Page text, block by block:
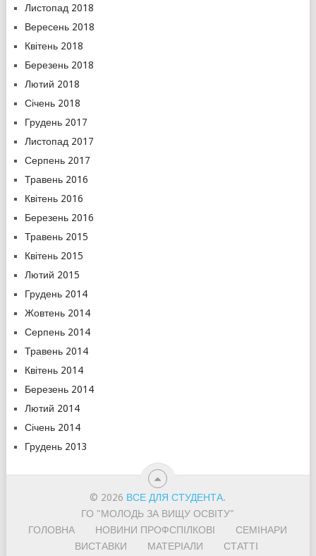
Листопад 2018
Вересень 2018
Квітень 2018
Березень 2018
Лютий 2018
Січень 2018
Грудень 2017
Листопад 2017
Серпень 2017
Травень 2016
Квітень 2016
Березень 2016
Травень 2015
Квітень 2015
Лютий 2015
Грудень 2014
Жовтень 2014
Серпень 2014
Травень 2014
Квітень 2014
Березень 2014
Лютий 2014
Січень 2014
Грудень 2013
© 2026 ВСЕ ДЛЯ СТУДЕНТА.
ГО "МОЛОДЬ ЗА ВИЩУ ОСВІТУ"
ГОЛОВНА
НОВИНИ ПРОФСПІЛКОВІ
СЕМІНАРИ
ВИСТАВКИ
МАТЕРІАЛИ СТАТТІ